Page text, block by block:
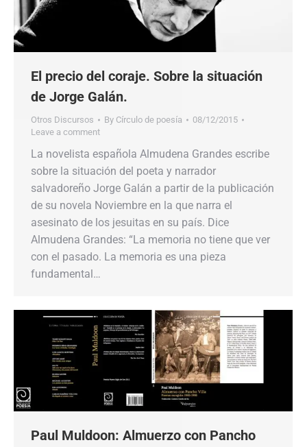
El precio del coraje. Sobre la situación
de Jorge Galán.
Otros Discursos By Círculo de poesía
08/12/2015
Leave a comment
La novelista española Almudena Grandes escribe
sobre la situación del poeta y narrador
salvadoreño Jorge Galán a partir de la publicación
de su novela Noviembre en la que narra el
asesinato de los jesuitas en su país. Dice
Almudena Grandes: “La memoria no tiene que ver
con el pasado. La memoria es una pieza
fundamental…
Paul Muldoon: Almuerzo con Pancho